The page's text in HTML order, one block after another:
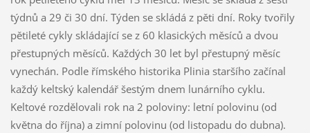
týdnů a 29 či 30 dní. Týden se skládá z pěti dní. Roky tvořily
pětileté cykly skládající se z 60 klasických měsíců a dvou
přestupných měsíců. Každých 30 let byl přestupný měsíc
vynechán. Podle římského historika Plinia staršího začínal
každý keltský kalendář šestým dnem lunárního cyklu.
Keltové rozdělovali rok na 2 poloviny: letní polovinu (od
května do října) a zimní polovinu (od listopadu do dubna).